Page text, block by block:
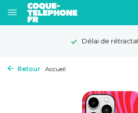
Délai de rétractation
Retour Accueil